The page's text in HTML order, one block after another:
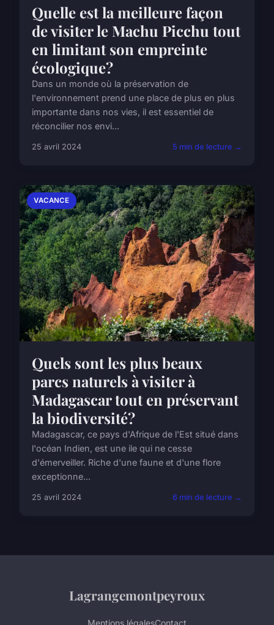
Quelle est la meilleure façon
de visiter le Machu Picchu tout
en limitant son empreinte
écologique?
Dans un monde où la préservation de
l'environnement prend une place de plus en plus
importante dans nos vies, il est essentiel de
réconcilier nos envi...
25 avril 2024 5 min de lecture →
VACANCE
Quels sont les plus beaux
parcs naturels à visiter à
Madagascar tout en préservant
la biodiversité?
Madagascar, ce pays d'Afrique de l'Est situé dans
l'océan Indien, est une ile qui ne cesse
d'émerveiller. Riche d'une faune et d'une flore
exceptionne...
25 avril 2024 6 min de lecture →
Lagrangemontpeyroux